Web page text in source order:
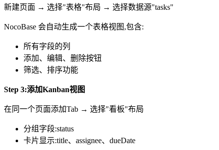
新建页面 → 选择"表格"布局 → 选择数据源"tasks"
NocoBase 会自动生成一个表格视图,包含:
所有字段的列
添加、编辑、删除按钮
筛选、排序功能
Step 3:添加Kanban视图
在同一个页面添加Tab → 选择"看板"布局
分组字段:status
卡片显示:title、assignee、dueDate